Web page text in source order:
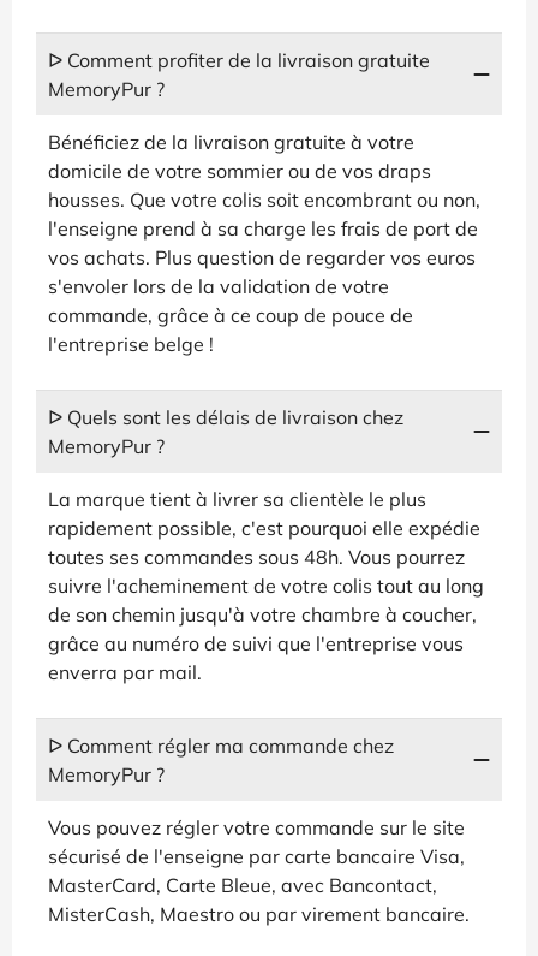
ᐅ Comment profiter de la livraison gratuite
MemoryPur ?
Bénéficiez de la livraison gratuite à votre
domicile de votre sommier ou de vos draps
housses. Que votre colis soit encombrant ou non,
l'enseigne prend à sa charge les frais de port de
vos achats. Plus question de regarder vos euros
s'envoler lors de la validation de votre
commande, grâce à ce coup de pouce de
l'entreprise belge !
ᐅ Quels sont les délais de livraison chez
MemoryPur ?
La marque tient à livrer sa clientèle le plus
rapidement possible, c'est pourquoi elle expédie
toutes ses commandes sous 48h. Vous pourrez
suivre l'acheminement de votre colis tout au long
de son chemin jusqu'à votre chambre à coucher,
grâce au numéro de suivi que l'entreprise vous
enverra par mail.
ᐅ Comment régler ma commande chez
MemoryPur ?
Vous pouvez régler votre commande sur le site
sécurisé de l'enseigne par carte bancaire Visa,
MasterCard, Carte Bleue, avec Bancontact,
MisterCash, Maestro ou par virement bancaire.